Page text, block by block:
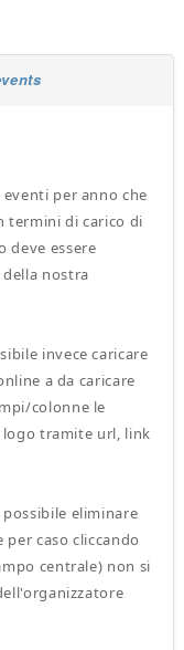
per anno che
termini di carico di
deve essere
nostra
invece caricare
a da caricare
colonne le
tramite url, link
eliminare
caso cliccando
centrale) non si